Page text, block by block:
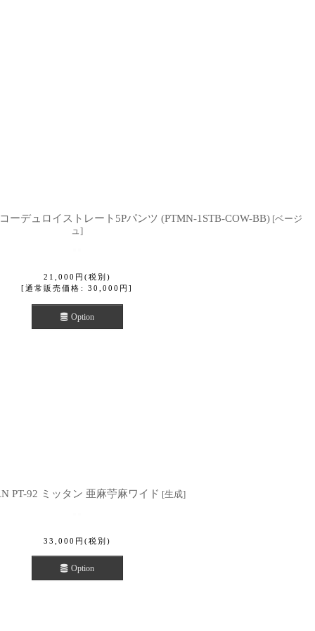
ーデュロイストレート5Pパンツ (PTMN-1STB-COW-BB) [ベージ
ュ]
21,000 円 (税別)
[通常販売価格 : 30,000 円 ]
Option
PT-92 ミッタン 亜麻苧麻ワイド [生成]
33,000 円 (税別)
Option